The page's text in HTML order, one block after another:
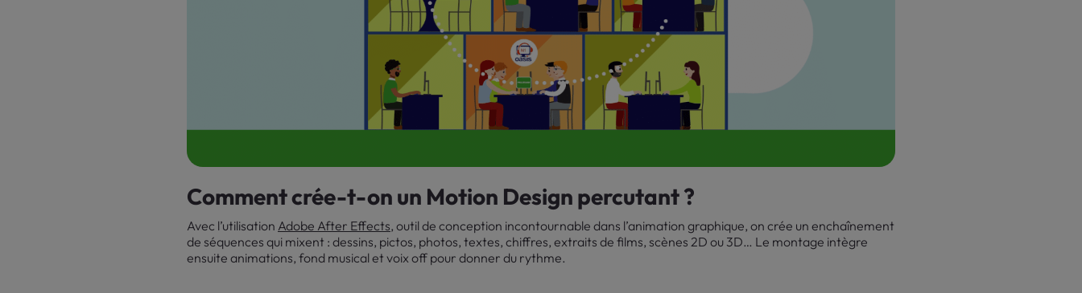
Comment crée-t-on un Motion Design percutant ?
Avec l’utilisation Adobe After Effects, outil de conception incontournable dans l’animation graphique, on crée un enchaînement
de séquences qui mixent : dessins, pictos, photos, textes, chiffres, extraits de films, scènes 2D ou 3D… Le montage intègre
ensuite animations, fond musical et voix off pour donner du rythme.